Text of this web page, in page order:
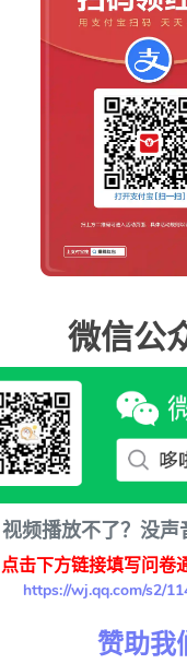
微信公
视频播放不了？没声
点击下方链接填写问卷
https://wj.qq.com/s2/
赞助我